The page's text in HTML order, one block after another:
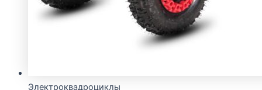
Электроквадроциклы